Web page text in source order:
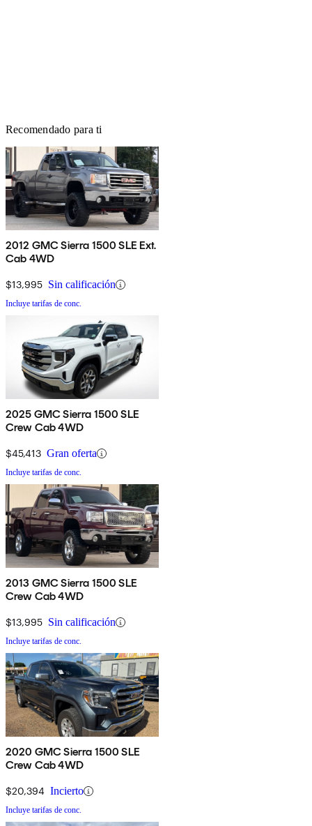
Recomendado para ti
2012 GMC Sierra 1500 SLE Ext.
Cab 4WD
$13,995 Sin calificación
Incluye tarifas de conc.
2025 GMC Sierra 1500 SLE
Crew Cab 4WD
$45,413 Gran oferta
Incluye tarifas de conc.
2013 GMC Sierra 1500 SLE
Crew Cab 4WD
$13,995 Sin calificación
Incluye tarifas de conc.
2020 GMC Sierra 1500 SLE
Crew Cab 4WD
$20,394 Incierto
Incluye tarifas de conc.